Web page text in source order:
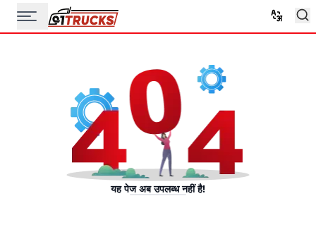
यह पेज अब उपलब्ध नहीं है!